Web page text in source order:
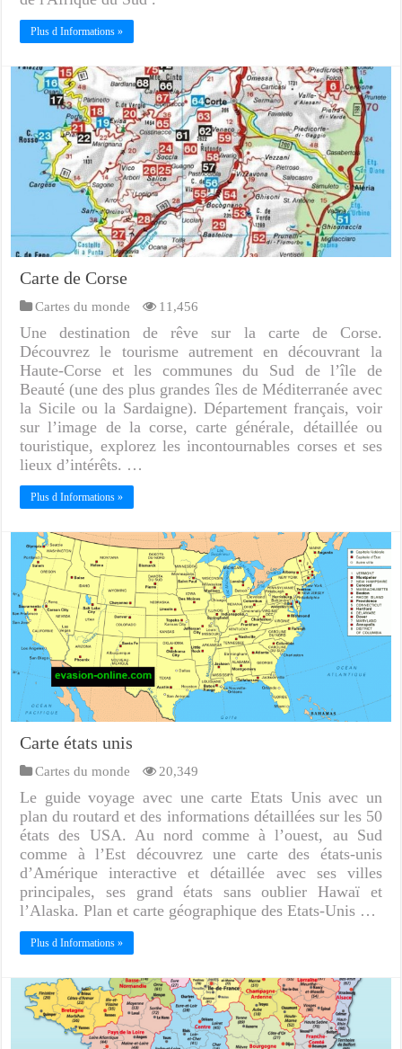
Plus d Informations »
Carte de Corse
Cartes du monde 11,456
Une destination de rêve sur la carte de Corse.
Découvrez le tourisme autrement en découvrant la
Haute-Corse et les communes du Sud de l’île de
Beauté (une des plus grandes îles de Méditerranée avec
la Sicile ou la Sardaigne). Département français, voir
sur l’image de la corse, carte générale, détaillée ou
touristique, explorez les incontournables corses et ses
lieux d’intérêts. …
Plus d Informations »
Carte états unis
Cartes du monde 20,349
Le guide voyage avec une carte Etats Unis avec un
plan du routard et des informations détaillées sur les 50
états des USA. Au nord comme à l’ouest, au Sud
comme à l’Est découvrez une carte des états-unis
d’Amérique interactive et détaillée avec ses villes
principales, ses grand états sans oublier Hawaï et
l’Alaska. Plan et carte géographique des Etats-Unis …
Plus d Informations »